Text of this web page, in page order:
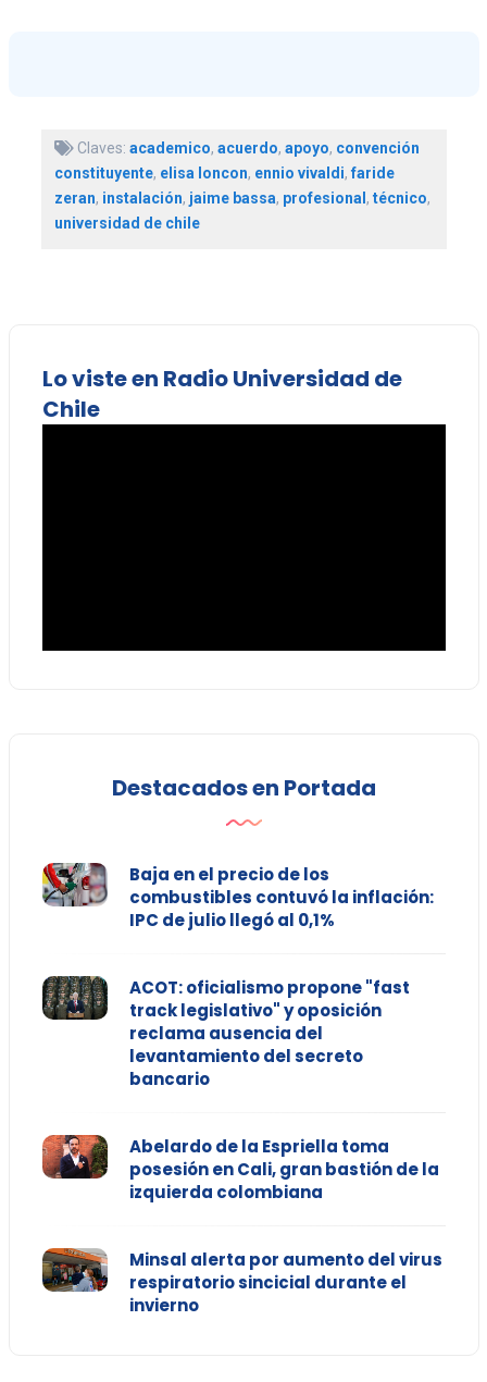
Claves: academico, acuerdo, apoyo, convención
constituyente, elisa loncon, ennio vivaldi,faride
zeran, instalación, jaime bassa, profesional, técnico,
universidad de chile
Lo viste en Radio Universidad de
Chile
Destacados en Portada
Baja en el precio de los
combustibles contuvó la inflación:
IPC de julio llegó al 0,1%
ACOT: oficialismo propone "fast
track legislativo" y oposición
reclama ausencia del
levantamiento del secreto
bancario
Abelardo de la Espriella toma
posesión en Cali, gran bastión de la
izquierda colombiana
Minsal alerta por aumento del virus
respiratorio sincicial durante el
invierno